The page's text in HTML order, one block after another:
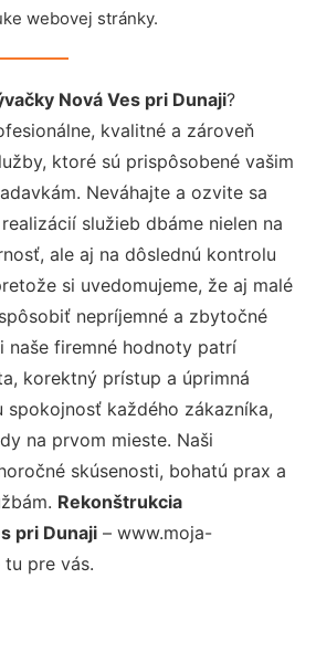
webovej stránky.
Nová Ves pri Dunaji?
kvalitné a zároveň
ktoré sú prispôsobené vašim
Neváhajte a ozvite sa
služieb dbáme nielen na
ale aj na dôslednú kontrolu
si uvedomujeme, že aj malé
nepríjemné a zbytočné
naše firemné hodnoty patrí
korektný prístup a úprimná
spokojnosť každého zákazníka,
na prvom mieste. Naši
skúsenosti, bohatú prax a
Rekonštrukcia
pri Dunaji – www.moja-
pre vás.